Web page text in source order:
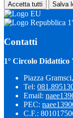
Accetta tutti Salva
Contatti
1° Circolo
Piazza
Tel:
Email:
PEC:
C.F.: